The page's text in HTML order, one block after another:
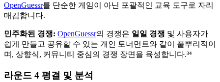
OpenGuessr를 단순한 게임이 아닌 포괄적인 교육 도구로 자리
매김합니다.
민주화된 경쟁: OpenGuessr의 경쟁은 일일 경쟁 및 사용자가
쉽게 만들고 공유할 수 있는 개인 토너먼트와 같이 풀뿌리적이
며, 상향식, 커뮤니티 중심의 경쟁 장면을 육성합니다.³⁴
라운드 4 평결 및 분석